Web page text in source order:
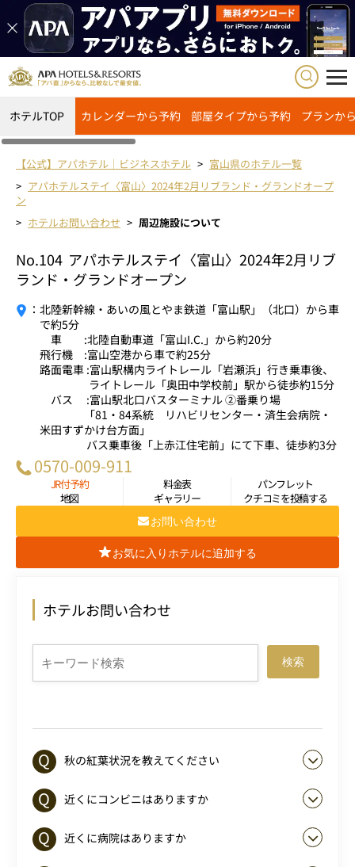
ホテルTOP カレンダーから予約 部屋タイプから予約 プランか
【公式】アパホテル｜ビジネスホテル
富山県のホテル一覧
アパホテルステイ〈富山〉2024年2月リブランド・グランドオープ
ン
ホテルお問い合わせ
周辺施設について
No.104 アパホテルステイ〈富山〉2024年2月リブ
ランド・グランドオープン
： 北陸新幹線・あいの風とやま鉄道「富山駅」（北口）から車
で約5分
車 :北陸自動車道「富山I.C.」から約20分
飛行機 :富山空港から車で約25分
路面電車 :富山駅構内ライトレール「岩瀬浜」行き乗車後、
ライトレール「奥田中学校前」駅から徒歩約15分
バス :富山駅北口バスターミナル ②番乗り場
「81・84系統 リハビリセンター・済生会病院・
米田すずかけ台方面」
バス乗車後「上赤江住宅前」にて下車、徒歩約3分
0570-009-911
JR付予約 料金表
パンフレット
地図
ギャラリー クチコミを投稿する
お問い合わせ
お気に入りホテルに追加する
ホテルお問い合わせ
検索
秋の紅葉状況を教えてください
近くにコンビニはありますか
近くに病院はありますか